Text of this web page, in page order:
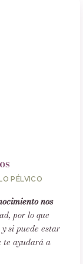
PÉLVICO
nos
por lo que
si puede estar
te ayudará a